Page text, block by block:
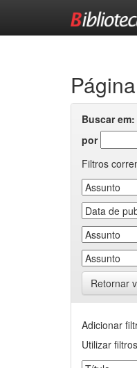
Buscar em:
por
Filtros
Retornar
Adicionar
Utilizar